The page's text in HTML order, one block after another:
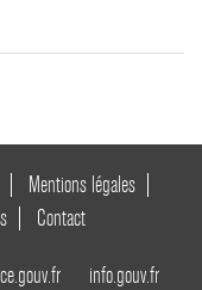
Mentions légales
Contact
info.gouv.fr